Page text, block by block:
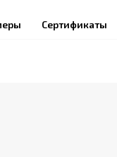
Сертификаты